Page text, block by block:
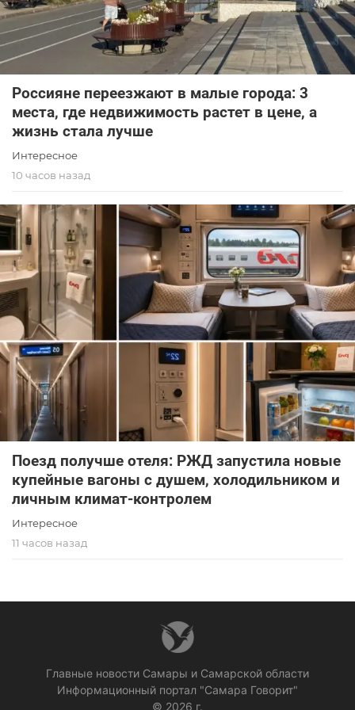
Россияне переезжают в малые города: 3
места, где недвижимость растет в цене, а
жизнь стала лучше
Интересное
10 часов назад
Поезд получше отеля: РЖД запустила новые
купейные вагоны с душем, холодильником и
личным климат-контролем
Интересное
11 часов назад
Главные новости Самары и Самарской области
Информационный портал "Самара Говорит"
© 2026 г.